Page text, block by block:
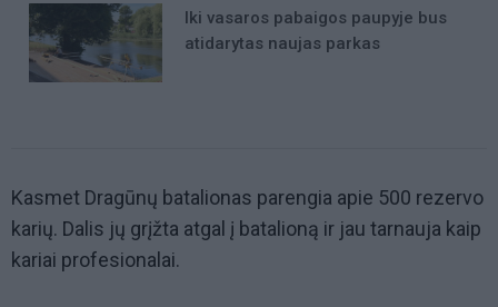
Iki vasaros pabaigos paupyje bus
atidarytas naujas parkas
Kasmet Dragūnų batalionas parengia apie 500 rezervo
karių. Dalis jų grįžta atgal į batalioną ir jau tarnauja kaip
kariai profesionalai.